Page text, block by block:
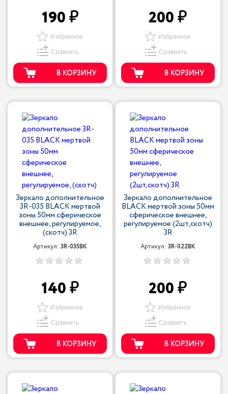
190
Избранное
Сравнить
В КОРЗИНУ
200
Избранное
Сравнить
В КОРЗИНУ
Зеркало дополнительное
3R-035 BLACK мертвой
зоны 50мм сферическое
внешнее, регулируемое,
(скотч) 3R
Артикул: 3R-035BK
140
Избранное
Сравнить
В КОРЗИНУ
Зеркало дополнительное
BLACK мертвой зоны 50мм
сферическое внешнее,
регулируемое (2шт,скотч)
3R
Артикул: 3R-022BK
200
Избранное
Сравнить
В КОРЗИНУ